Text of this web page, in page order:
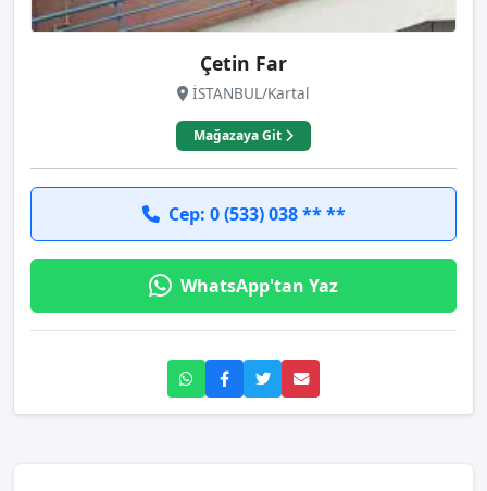
Çetin Far
İSTANBUL/Kartal
Mağazaya Git
Cep: 0 (533) 038 ** **
WhatsApp'tan Yaz